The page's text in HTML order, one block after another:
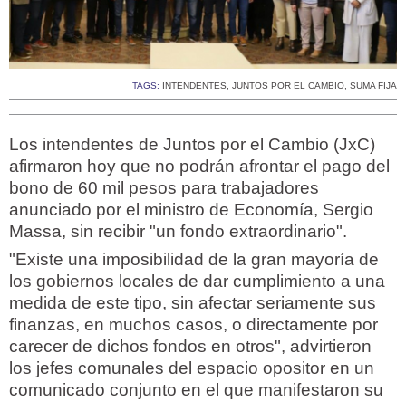
TAGS: INTENDENTES, JUNTOS POR EL CAMBIO, SUMA FIJA
Los intendentes de Juntos por el Cambio (JxC)
afirmaron hoy que no podrán afrontar el pago del
bono de 60 mil pesos para trabajadores
anunciado por el ministro de Economía, Sergio
Massa, sin recibir "un fondo extraordinario".
"Existe una imposibilidad de la gran mayoría de
los gobiernos locales de dar cumplimiento a una
medida de este tipo, sin afectar seriamente sus
finanzas, en muchos casos, o directamente por
carecer de dichos fondos en otros", advirtieron
los jefes comunales del espacio opositor en un
comunicado conjunto en el que manifestaron su